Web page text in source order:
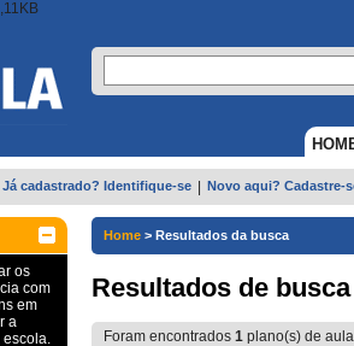
Já cadastrado? Identifique-se Novo aqui? Cadastre-
os
com
em
a
escola.
Home > Resultados da busca
Resultados de busca
Foram encontrados 1 plano(s) de